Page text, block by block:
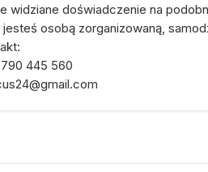
widziane doświadczenie na
jesteś osobą zorganizowaną,
445 560